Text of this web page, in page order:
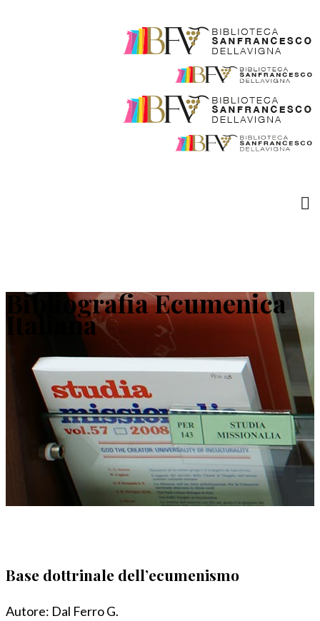
Bibliografia Ecumenica
Italiana
Base dottrinale dell’ecumenismo
Autore: Dal Ferro G.